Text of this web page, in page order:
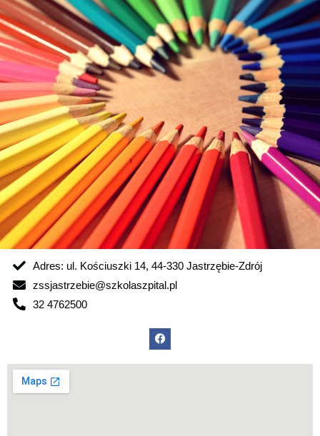
Adres: ul. Kościuszki 14, 44-330 Jastrzębie-Zdrój
zssjastrzebie@szkolaszpital.pl
32 4762500